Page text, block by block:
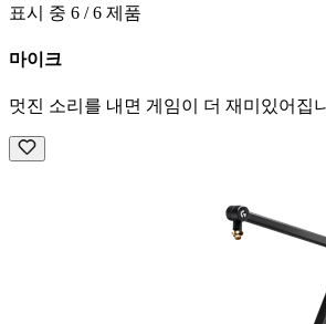
표시 중 6 / 6 제품
마이크
멋진 소리를 내면 게임이 더 재미있어집